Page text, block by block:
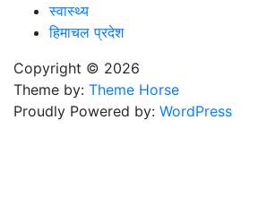
स्वास्थ्य
हिमाचल प्रदेश
Copyright © 2026
Theme by: Theme Horse
Proudly Powered by: WordPress